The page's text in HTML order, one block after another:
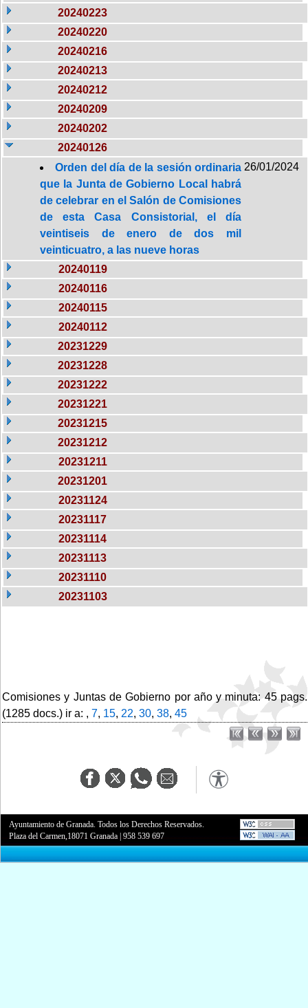
20240223
20240220
20240216
20240213
20240212
20240209
20240202
20240126
Orden del día de la sesión ordinaria
que la Junta de Gobierno Local habrá
de celebrar en el Salón de Comisiones
de esta Casa Consistorial, el día
veintiseis de enero de dos mil
veinticuatro, a las nueve horas
26/01/2024
20240119
20240116
20240115
20240112
20231229
20231228
20231222
20231221
20231215
20231212
20231211
20231201
20231124
20231117
20231114
20231113
20231110
20231103
Comisiones y Juntas de Gobierno por año y minuta: 45 pags.
(1285 docs.) ir a: , 7, 15, 22, 30, 38, 45
Ayuntamiento de Granada. Todos los Derechos Reservados.
Plaza del Carmen,18071 Granada |958 539 697